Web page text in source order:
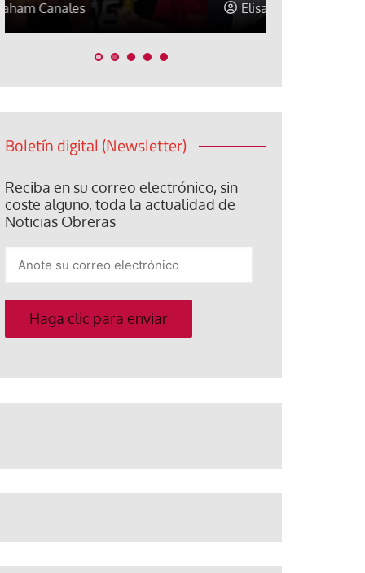
Elisa Brey
Boletín digital (Newsletter)
Reciba en su correo electrónico, sin
coste alguno, toda la actualidad de
Noticias Obreras
su
correo
electrónico
Haga clic para enviar